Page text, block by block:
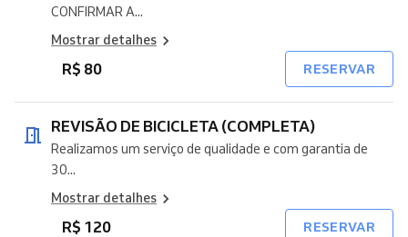
CONFIRMAR A...
Mostrar detalhes
R$ 80 RESERVAR
REVISÃO DE BICICLETA (COMPLETA)
Realizamos um serviço de qualidade e com garantia de
30...
Mostrar detalhes
R$ 120 RESERVAR